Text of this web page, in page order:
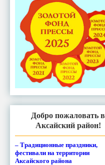
Добро пожаловать в
Аксайский район!
– Традиционные праздники,
фестивали на территории
Аксайского района